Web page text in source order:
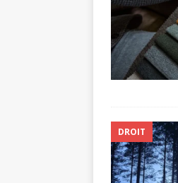
DROIT